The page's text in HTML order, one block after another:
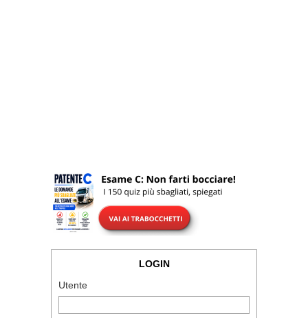
LOGIN
Utente